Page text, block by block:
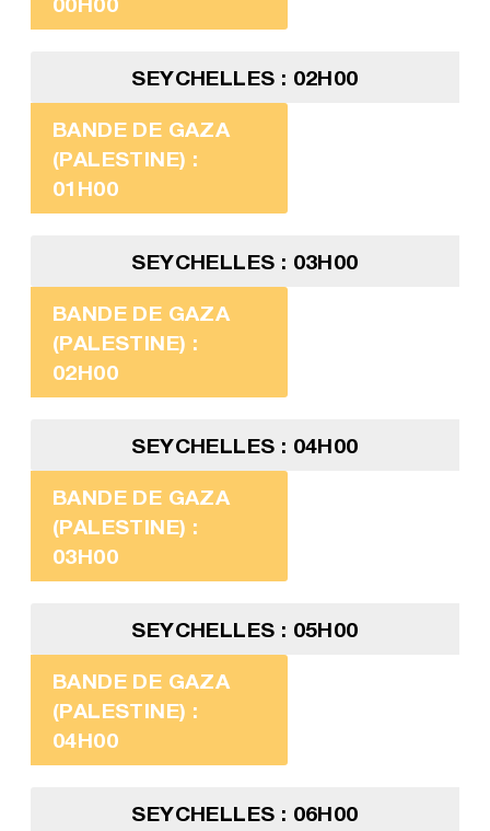
SEYCHELLES : 02H00
BANDE DE GAZA
(PALESTINE) :
01H00
SEYCHELLES : 03H00
BANDE DE GAZA
(PALESTINE) :
02H00
SEYCHELLES : 04H00
BANDE DE GAZA
(PALESTINE) :
03H00
SEYCHELLES : 05H00
BANDE DE GAZA
(PALESTINE) :
04H00
SEYCHELLES : 06H00